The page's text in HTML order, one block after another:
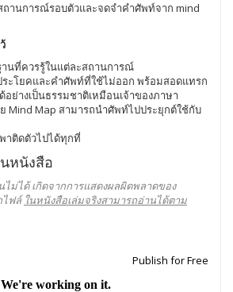
านการณ์รอบตัวและจดจำคำศัพท์จาก mind
นที่ควรรู้ในแต่ละสถานการณ์
ะโยคและคำศัพท์ที่ใช้ไม่ออก พร้อมสอดแทรก
ย่างเป็นธรรมชาติเหมือนเจ้าของภาษา
Mind Map สามารถนำศัพท์ไปประยุกต์ใช้กับ
าติดตัวไปได้ทุกที่
หนังสือ
ม่ได้ เกิดจากการแสดงผลผิดพลาดของ
ไฟล์ ในหนังสือเล่มจริงสามารถอ่านได้ตาม
Publish for Free